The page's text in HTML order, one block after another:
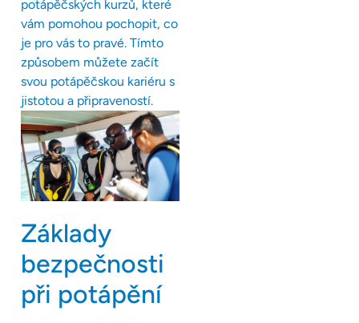
potápěčských kurzů, které
vám pomohou pochopit, co
je pro vás to pravé. Tímto
způsobem můžete začít
svou potápěčskou kariéru s
jistotou a připraveností.
Základy
bezpečnosti
při potápění